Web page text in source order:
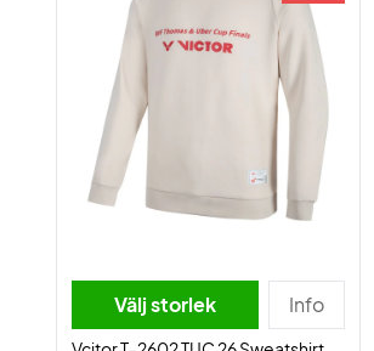
Välj storlek Info